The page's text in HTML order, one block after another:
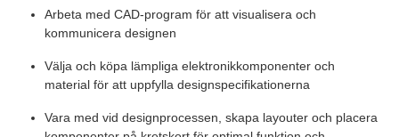
Arbeta med CAD-program för att visualisera och
kommunicera designen
Välja och köpa lämpliga elektronikkomponenter och
material för att uppfylla designspecifikationerna
Vara med vid designprocessen, skapa layouter och placera